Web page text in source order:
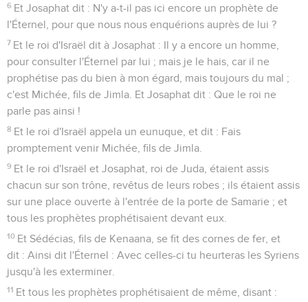
6 Et Josaphat dit : N'y a-t-il pas ici encore un prophète de
l'Éternel, pour que nous nous enquérions auprès de lui ?
7 Et le roi d'Israël dit à Josaphat : Il y a encore un homme,
pour consulter l'Éternel par lui ; mais je le hais, car il ne
prophétise pas du bien à mon égard, mais toujours du mal ;
c'est Michée, fils de Jimla. Et Josaphat dit : Que le roi ne
parle pas ainsi !
8 Et le roi d'Israël appela un eunuque, et dit : Fais
promptement venir Michée, fils de Jimla.
9 Et le roi d'Israël et Josaphat, roi de Juda, étaient assis
chacun sur son trône, revêtus de leurs robes ; ils étaient assis
sur une place ouverte à l'entrée de la porte de Samarie ; et
tous les prophètes prophétisaient devant eux.
10 Et Sédécias, fils de Kenaana, se fit des cornes de fer, et
dit : Ainsi dit l'Éternel : Avec celles-ci tu heurteras les Syriens
jusqu'à les exterminer.
11 Et tous les prophètes prophétisaient de même, disant :